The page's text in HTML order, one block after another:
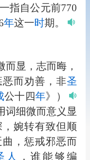
指自公元前770
年这一时期。
而显，志而晦，
而劝善，非圣
公十四年》）
词细微而意义显
婉转有致但顺
，惩戒邪恶而
人
，谁能够编